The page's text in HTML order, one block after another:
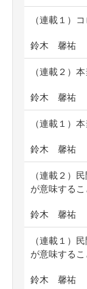
（連載１）
鈴木 馨祐
（連載２）
鈴木 馨祐
（連載１）
鈴木 馨祐
（連載２）
が意味するこ
鈴木 馨祐
（連載１）
が意味するこ
鈴木 馨祐